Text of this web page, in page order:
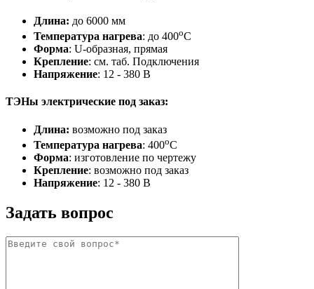
Длина: до 6000 мм
Температура нагрева: до 400оС
Форма: U-образная, прямая
Крепление: см. таб. Подключения
Напряжение: 12 - 380 В
ТЭНы электрические под заказ:
Длина: возможно под заказ
Температура нагрева: 400оС
Форма: изготовление по чертежу
Крепление: возможно под заказ
Напряжение: 12 - 380 В
Задать вопрос